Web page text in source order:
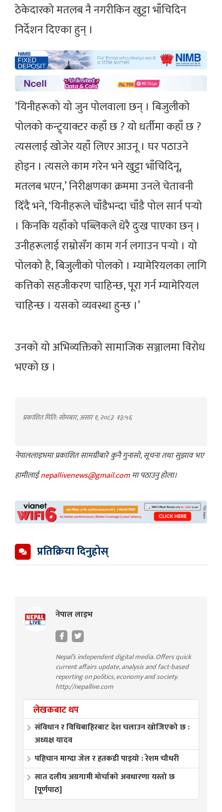
ठेकेदारको मतलब नै नगरीकिन खुट्टा भाँचिदिन
निर्देशन दिएका हुन् ।
’यिनीहरूको यो जुन पोलवाला छन् । बिजुलीको
पोलको कन्ट्र्याक्टर कहाँ छ ? यो धर्तीमा कहाँ छ ?
त्यसलाई खोजेर यहाँ लिएर आउनू । घर पठाउने
होइन । त्यसले काम गरेन भने खुट्टा भाँचिदिनू,
मतलब भएन,’ निरीक्षणका क्रममा उनले चेतावनी
दिँदै भने, ‘यिनीहरूले चाँडैभन्दा चाँडै पोल सार्न पर्‍यो
। किनकि यहाँको पब्लिकले धेरै दुःख पाएका छन् ।
उनीहरूलाई राम्रोसँग काम गर्न लगाउन पर्‍यो । यो
पोलको है, बिजुलीको पोलको । म्यामेरियलका लागि
कत्तिको सहजीकरण चाहिन्छ, पूरा गर्न म्यामेरियल
चाहिन्छ । यसको व्यवस्था हुन्छ ।’
उनको यो अभिव्यक्तिको सामाजिक सञ्जालमा विरोध
भएको छ ।
प्रकाशित मिति: सोमबार, असार १, २०८३ १३:५६
नेपाललाइभमा प्रकाशित सामग्रीबारे कुनै गुनासो, सूचना तथा सुझाव भए
हामीलाईnepallivenews@gmail.comमा पठाउनु होला।
प्रतिक्रिया दिनुहोस्
नेपाल लाइभ
Nepal’s independent digital media. Offers quick
current affairs update, analysis and fact-based
reporting on politics, economy and society.
http://nepallive.com
लेखकबाट थप
संविधान र विधिबाहिरबाट देश चलाउन खोजिएको छ :
अध्यक्ष यादव
पहिचान माग्दा जेल र हतकडी पाइयो : रेशम चौधरी
सात दलीय अग्रगामी मोर्चाको अवधारणा यस्तो छ
[पूर्णपाठ]